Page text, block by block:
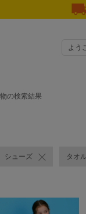
よう
の検索結果
シューズ タオ